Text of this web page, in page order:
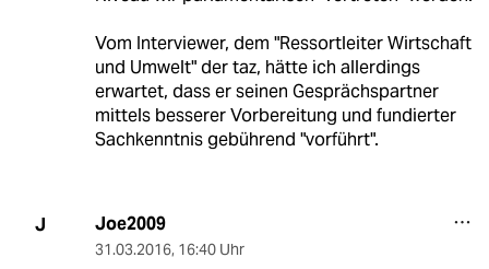
Vom Interviewer, dem "Ressortleiter Wirtschaft
und Umwelt" der taz, hätte ich allerdings
erwartet, dass er seinen Gesprächspartner
mittels besserer Vorbereitung und fundierter
Sachkenntnis gebührend "vorführt".
J Joe2009
31.03.2016, 16:40 Uhr